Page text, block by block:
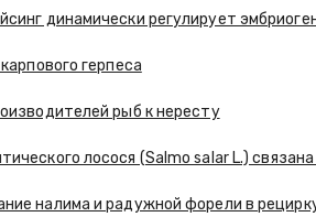
динамически регулирует
герпеса
рыб к нересту
лосося (Salmo salar L.)
налима и радужной форели в